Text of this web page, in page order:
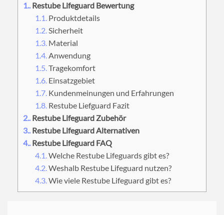
1.Restube Lifeguard Bewertung
1.1. Produktdetails
1.2.Sicherheit
1.3. Material
1.4.Anwendung
1.5.Tragekomfort
1.6. Einsatzgebiet
1.7. Kundenmeinungen und Erfahrungen
1.8. Restube Liefguard Fazit
2.Restube Lifeguard Zubehör
3.Restube Lifeguard Alternativen
4.Restube Lifeguard FAQ
4.1.Welche Restube Lifeguards gibt es?
4.2.Weshalb Restube Lifeguard nutzen?
4.3.Wie viele Restube Lifeguard gibt es?